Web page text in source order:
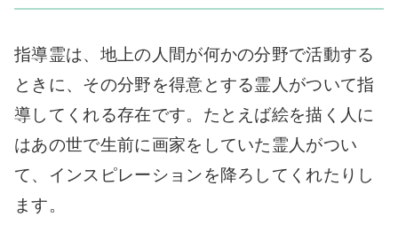
指導霊は、地上の人間が何かの分野で活動する
ときに、その分野を得意とする霊人がついて指
導してくれる存在です。たとえば絵を描く人に
はあの世で生前に画家をしていた霊人がつい
て、インスピレーションを降ろしてくれたりし
ます。